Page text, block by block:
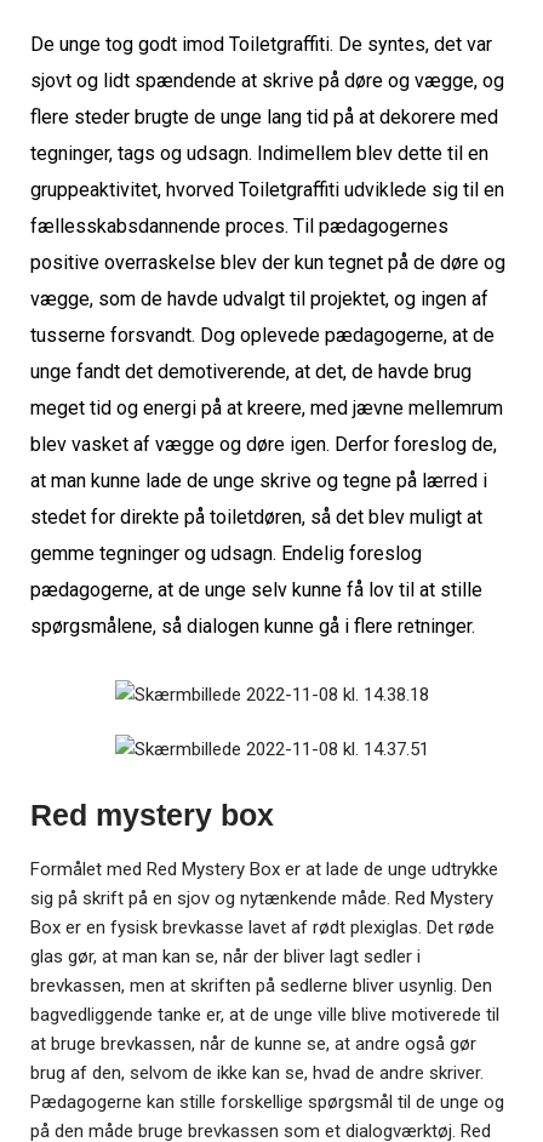
De unge tog godt imod Toiletgraffiti. De syntes, det var
sjovt og lidt spændende at skrive på døre og vægge, og
flere steder brugte de unge lang tid på at dekorere med
tegninger, tags og udsagn. Indimellem blev dette til en
gruppeaktivitet, hvorved Toiletgraffiti udviklede sig til en
fællesskabsdannende proces.
positive overraskelse blev der kun tegnet på de døre og
vægge, som de havde udvalgt til projektet, og ingen af
tusserne forsvandt. Dog oplevede pædagogerne, at de
unge fandt det demotiverende, at det, de havde brug
meget tid og energi på at kreere, med jævne mellemrum
blev vasket af vægge og døre igen. Derfor foreslog de,
at man kunne lade de unge skrive og tegne på lærred i
stedet for direkte på toiletdøren, så det blev muligt at
gemme tegninger og udsagn. Endelig foreslog
pædagogerne, at de unge selv kunne få lov til at stille
spørgsmålene, så dialogen kunne gå i flere retninger.
Red mystery box
Formålet med Red Mystery Box er at lade de unge udtrykke
sig på skrift på en sjov og nytænkende måde. Red Mystery
Box er en fysisk brevkasse lavet af rødt plexiglas. Det røde
glas gør, at man kan se, når der bliver lagt sedler i
brevkassen, men at skriften på sedlerne bliver usynlig. Den
bagvedliggende tanke er, at de unge ville blive motiverede til
at bruge brevkassen, når de kunne se, at andre også gør
brug af den, selvom de ikke kan se, hvad de andre skriver.
Pædagogerne kan stille forskellige spørgsmål til de unge og
på den måde bruge brevkassen som et dialogværktøj. Red